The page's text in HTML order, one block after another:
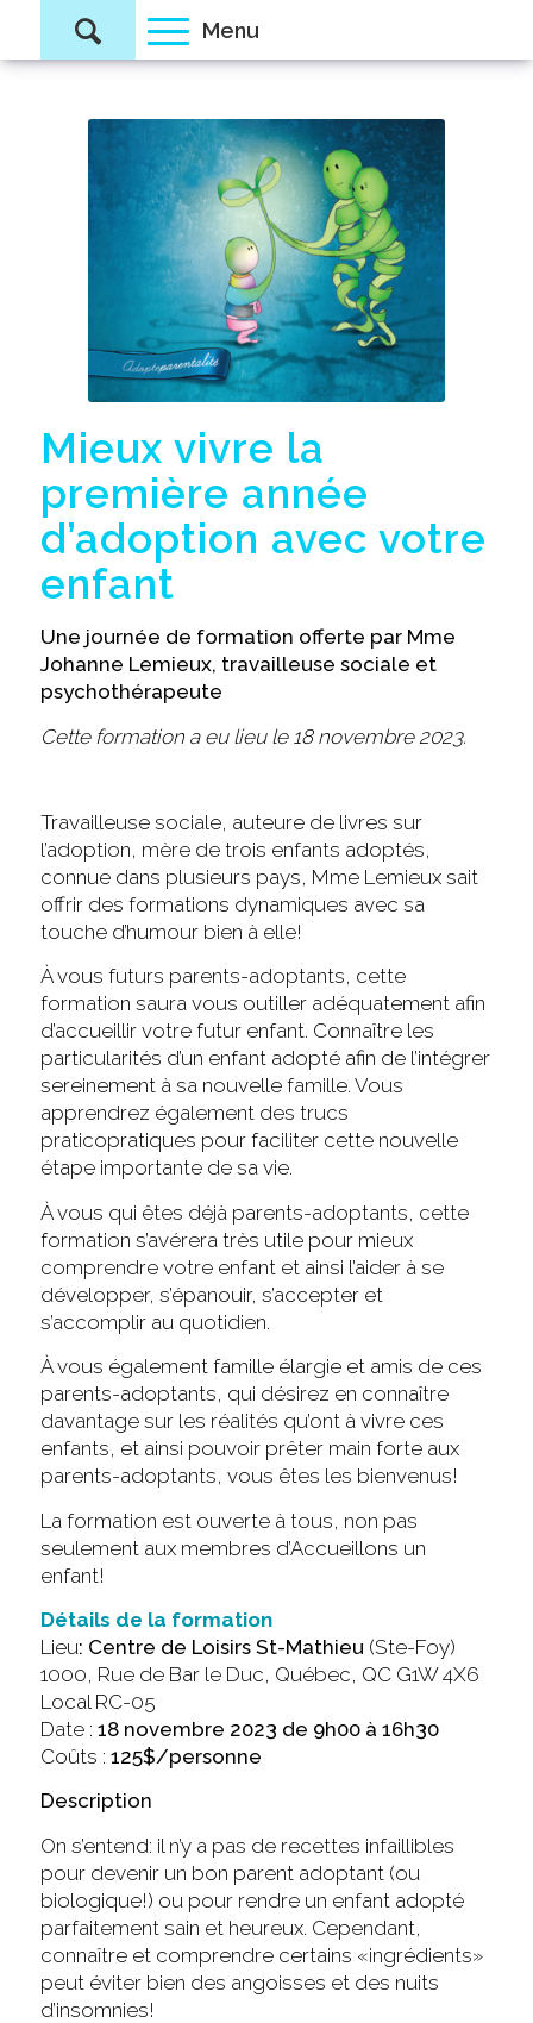
Mieux vivre la
première année
d’adoption avec votre
enfant
Une journée de formation offerte par Mme
Johanne Lemieux, travailleuse sociale et
psychothérapeute
Cette formation a eu lieu le 18 novembre 2023.
Travailleuse sociale, auteure de livres sur
l’adoption, mère de trois enfants adoptés,
connue dans plusieurs pays, Mme Lemieux sait
offrir des formations dynamiques avec sa
touche d’humour bien à elle!
À vous futurs parents-adoptants, cette
formation saura vous outiller adéquatement afin
d’accueillir votre futur enfant. Connaître les
particularités d’un enfant adopté afin de l’intégrer
sereinement à sa nouvelle famille. Vous
apprendrez également des trucs
praticopratiques pour faciliter cette nouvelle
étape importante de sa vie.
À vous qui êtes déjà parents-adoptants, cette
formation s’avérera très utile pour mieux
comprendre votre enfant et ainsi l’aider à se
développer, s’épanouir, s’accepter et
s’accomplir au quotidien.
À vous également famille élargie et amis de ces
parents-adoptants, qui désirez en connaître
davantage sur les réalités qu’ont à vivre ces
enfants, et ainsi pouvoir prêter main forte aux
parents-adoptants, vous êtes les bienvenus!
La formation est ouverte à tous, non pas
seulement aux membres d’Accueillons un
enfant!
Détails de la formation
Lieu: Centre de Loisirs St-Mathieu (Ste-Foy)
1000, Rue de Bar le Duc, Québec, QC G1W 4X6
Local RC-05
Date : 18 novembre 2023 de 9h00 à 16h30
Coûts : 125$/personne
Description
On s’entend: il n’y a pas de recettes infaillibles
pour devenir un bon parent adoptant (ou
biologique!) ou pour rendre un enfant adopté
parfaitement sain et heureux. Cependant,
connaître et comprendre certains «ingrédients»
peut éviter bien des angoisses et des nuits
d’insomnies!